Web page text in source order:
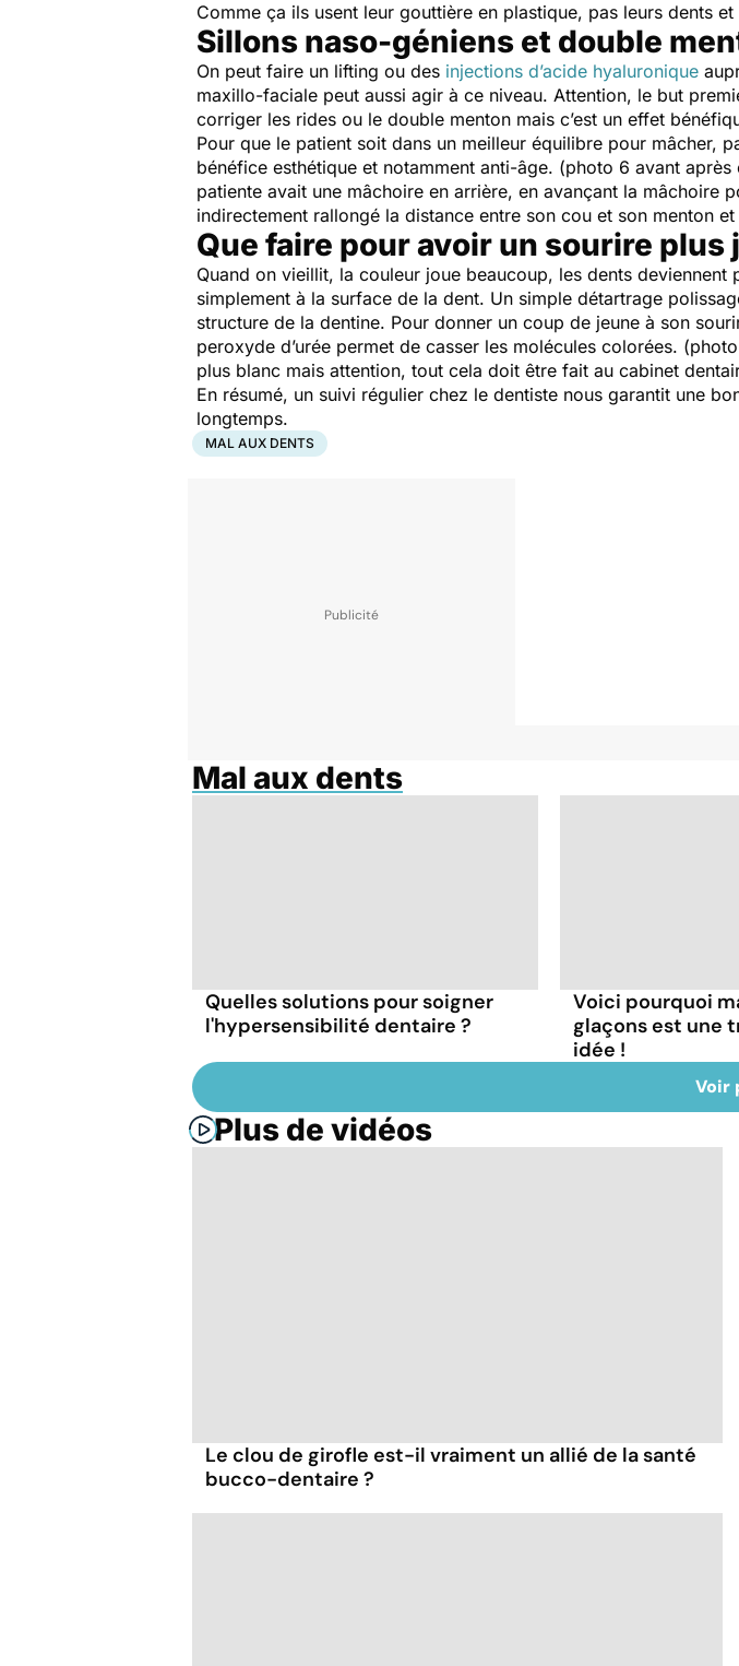
Comme ça ils usent leur gouttière en plastique, pas leurs dents
Sillons naso-géniens et double
On peut faire un lifting ou des injections d’acide hyaluronique
maxillo-faciale peut aussi agir à ce niveau. Attention, le but
corriger les rides ou le double menton mais c’est un effet
Pour que le patient soit dans un meilleur équilibre pour mâcher,
bénéfice esthétique et notamment anti-âge. (photo 6 avant
patiente avait une mâchoire en arrière, en avançant la
indirectement rallongé la distance entre son cou et son menton
Que faire pour avoir un sourire plus
Quand on vieillit, la couleur joue beaucoup, les dents
simplement à la surface de la dent. Un simple détartrage
structure de la dentine. Pour donner un coup de jeune à son
peroxyde d’urée permet de casser les molécules colorées.
plus blanc mais attention, tout cela doit être fait au cabinet
En résumé, un suivi régulier chez le dentiste nous garantit une
longtemps.
MAL AUX DENTS
Mal aux dents
Quelles solutions pour soigner
l'hypersensibilité dentaire ?
Voici pourquoi
glaçons est une
idée !
Voir
Plus de vidéos
Le clou de girofle est-il vraiment un allié de la santé
bucco-dentaire ?